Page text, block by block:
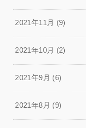
2021年11月 (9)
2021年10月 (2)
2021年9月 (6)
2021年8月 (9)